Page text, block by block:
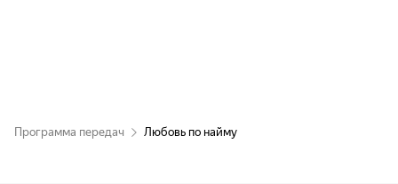
Программа передач Любовь по найму